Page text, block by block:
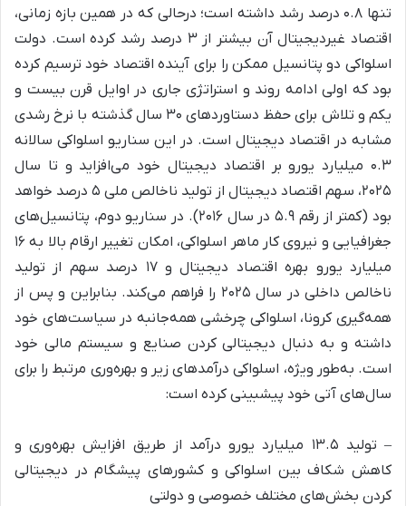
تنها ۰.۸ درصد رشد داشته است؛ درحالی که در همین بازه زمانی،
اقتصاد غیردیجیتال آن بیشتر از ۳ درصد رشد کرده است. دولت
اسلواکی دو پتانسیل ممکن را برای آینده اقتصاد خود ترسیم کرده
بود که اولی ادامه روند و استراتژی جاری در اوایل قرن بیست و
یکم و تلاش برای حفظ دستاوردهای ۳۰ سال گذشته با نرخ رشدی
مشابه در اقتصاد دیجیتال است. در این سناریو اسلواکی سالانه
۰.۳ میلیارد یورو بر اقتصاد دیجیتال خود می‌افزاید و تا سال
۲۰۲۵، سهم اقتصاد دیجیتال از تولید ناخالص ملی ۵ درصد خواهد
بود (کمتر از رقم ۵.۹ در سال ۲۰۱۶). در سناریو دوم، پتانسیل‌های
جغرافیایی و نیروی کار ماهر اسلواکی، امکان تغییر ارقام بالا به ۱۶
میلیارد یورو بهره اقتصاد دیجیتال و ۱۷ درصد سهم از تولید
ناخالص داخلی در سال ۲۰۲۵ را فراهم می‌کند. بنابراین و پس از
همه‌گیری کرونا، اسلواکی چرخشی همه‌جانبه در سیاست‌های خود
داشته و به دنبال دیجیتالی کردن صنایع و سیستم مالی خود
است. به‌طور ویژه، اسلواکی درآمدهای زیر و بهره‌وری مرتبط را برای
سال‌های آتی خود پیشبینی کرده است:
– تولید ۱۳.۵ میلیارد یورو درآمد از طریق افزایش بهره‌وری و
کاهش شکاف بین اسلواکی و کشورهای پیشگام در دیجیتالی
کردن بخش‌های مختلف خصوصی و دولتی